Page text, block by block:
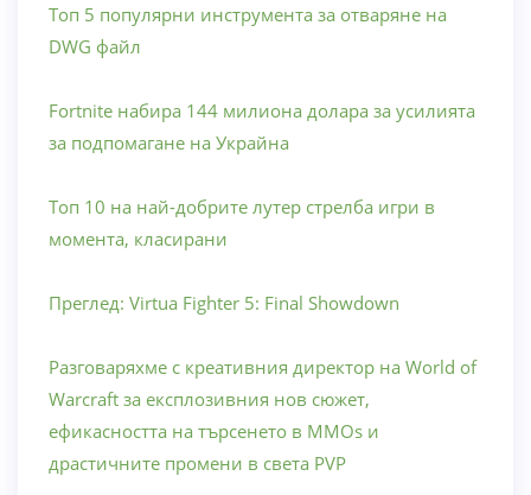
Топ 5 популярни инструмента за отваряне на
DWG файл
Fortnite набира 144 милиона долара за усилията
за подпомагане на Украйна
Топ 10 на най-добрите лутер стрелба игри в
момента, класирани
Преглед: Virtua Fighter 5: Final Showdown
Разговаряхме с креативния директор на World of
Warcraft за експлозивния нов сюжет,
ефикасността на търсенето в MMOs и
драстичните промени в света PVP